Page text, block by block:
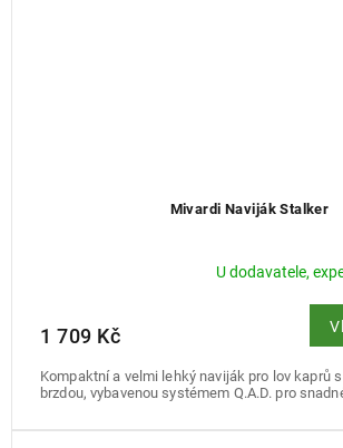
Mivardi Naviják Stalker
U dodavatele,
1 709 Kč
Kompaktní a velmi lehký naviják pro lov kaprů
brzdou, vybavenou systémem Q.A.D. pro